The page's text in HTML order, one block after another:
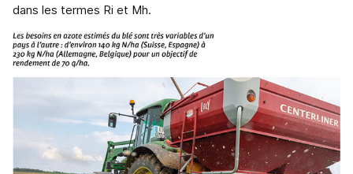
dans les termes Ri et Mh.